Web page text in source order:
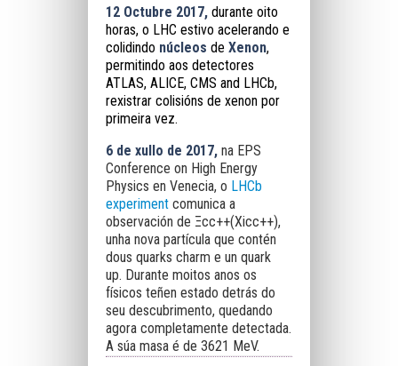
12 Octubre 2017, durante oito
horas, o LHC estivo acelerando e
colidindo núcleos de Xenon,
permitindo aos detectores
ATLAS, ALICE, CMS and LHCb,
rexistrar colisións de xenon por
primeira vez.
6 de xullo de 2017, na EPS
Conference on High Energy
Physics en Venecia, o LHCb
experimentcomunica a
observación de Ξcc++(Xicc++),
unha nova partícula que contén
dous quarks charm e un quark
up. Durante moitos anos os
físicos teñen estado detrás do
seu descubrimento, quedando
agora completamente detectada.
A súa masa é de 3621 MeV.